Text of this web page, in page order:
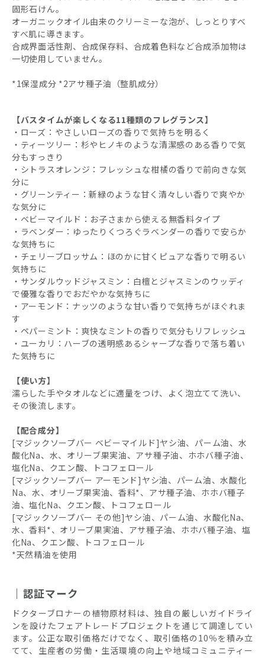
固形石けん。
オーガニックオイル由来のクリーミーな泡が、しっとりすべ
すべ肌に導きます。
合成界面活性剤、合成保存料、合成着色料など合成添加物は
一切使用していません。
*1保湿成分 *2アサ種子油（整肌成分）
【バスタイムが楽しくなる11種類のフレグランス】
・ローズ：やさしいローズの香りで気持ちを明るく
・ティーツリー：杉やヒノキのような清潔感のある香りで気
分もすっきり
・シトラスオレンジ：フレッシュな柑橘の香りで前向きな気
分に
・グリーンティー：新緑のような甘く清々しい香りで爽やか
な気分に
・ベビーマイルド：お子さまから使える無香料タイプ
・ラベンダー：ゆったりくつろぐラベンダーの香りで安らか
な気持ちに
・チェリーブロッサム：ほのかに甘くピュアな香りで明るい
気持ちに
・サンダルウッドジャスミン：白檀とジャスミンのウッディ
で優雅な香りでおだやかな気持ちに
・アーモンド：ナッツのような甘い香りで気持ちがほぐれま
す
・ペパーミント：爽快なミントの香りで気分もリフレッシュ
・ユーカリ：ハーブの透明感あるシャープな香りで落ち着い
た気持ちに
【使い方】
濡らした手やタオルなどに適量をつけ、よく泡立てて洗い、
その後流します。
【配合成分】
[マジックソープバー ベビーマイルド]ヤシ油、パーム油、水
酸化Na、水、オリーブ果実油、アサ種子油、ホホバ種子油、
塩化Na、クエン酸、トコフェロール
[マジックソープバー アーモンド]ヤシ油、パーム油、水酸化
Na、水、オリーブ果実油、香料*、アサ種子油、ホホバ種子
油、塩化Na、クエン酸、トコフェロール
[マジックソープバー その他]ヤシ油、パーム油、水酸化Na、
水、香料*、オリーブ果実油、アサ種子油、ホホバ種子油、塩
化Na、クエン酸、トコフェロール
*天然精油を使用
認証マーク
ドクターブロナーの植物原材料は、独自の厳しいガイドライ
ンを設けたフェアトレードプロジェクトを通じて調達してい
ます。公正な取引価格だけでなく、取引価格の10％を積み立
てて、生産者の労働・生活環境の向上や地域コミュニティー